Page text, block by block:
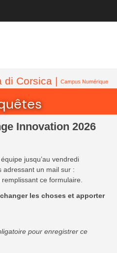
di Corsica |Campus Numérique
Innovation 2026
jusqu’au vendredi
adressant un mail sur :
ce formulaire.
les choses et apporter
pour enregistrer ce